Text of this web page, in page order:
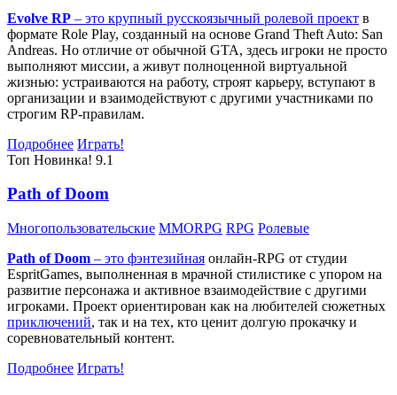
Evolve RP – это крупный русскоязычный ролевой проект в
формате Role Play, созданный на основе Grand Theft Auto: San
Andreas. Но отличие от обычной GTA, здесь игроки не просто
выполняют миссии, а живут полноценной виртуальной
жизнью: устраиваются на работу, строят карьеру, вступают в
организации и взаимодействуют с другими участниками по
строгим RP-правилам.
Подробнее Играть!
Топ Новинка! 9.1
Path of Doom
Многопользовательские MMORPG RPG Ролевые
Path of Doom – это фэнтезийная онлайн-RPG от студии
EspritGames, выполненная в мрачной стилистике с упором на
развитие персонажа и активное взаимодействие с другими
игроками. Проект ориентирован как на любителей сюжетных
приключений, так и на тех, кто ценит долгую прокачку и
соревновательный контент.
Подробнее Играть!